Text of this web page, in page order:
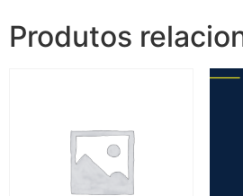
Produtos